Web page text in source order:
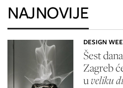
NAJNOVIJE
DESIGN
Šest
Zagreb
uveliku